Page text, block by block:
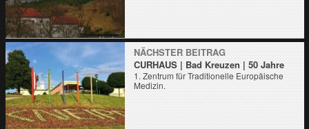
NÄCHSTER BEITRAG
CURHAUS | Bad Kreuzen | 50 Jahre
1. Zentrum für Traditionelle Europäische
Medizin.